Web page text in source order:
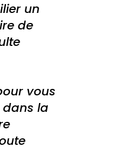
un
de
vous
la